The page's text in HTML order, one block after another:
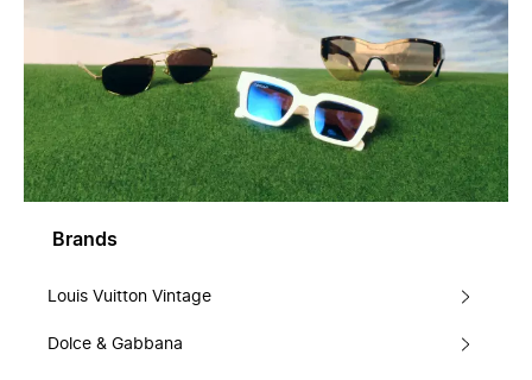
Brands
Louis Vuitton Vintage
Dolce & Gabbana